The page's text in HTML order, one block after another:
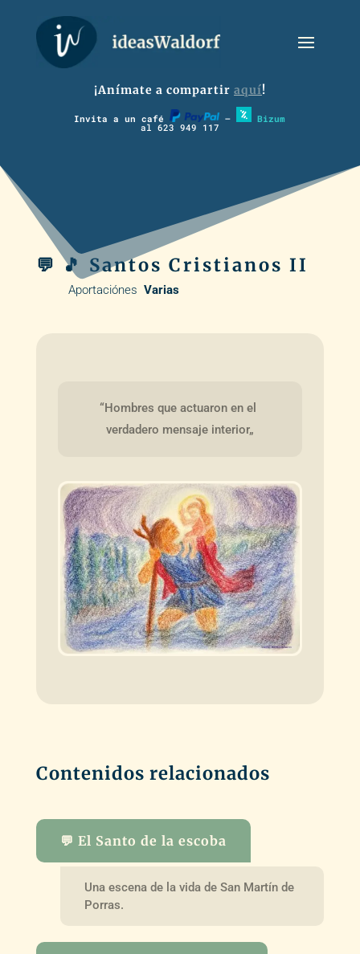
¡Anímate a compartir aquí!
Invita a un café – Bizum
al 623 949 117
💬 🎵 Santos Cristianos II
Aportaciónes Varias
“Hombres que actuaron en el
verdadero mensaje interior„
Contenidos relacionados
💬 El Santo de la escoba
Una escena de la vida de San Martín de
Porras.